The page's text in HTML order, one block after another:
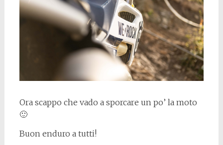
Ora scappo che vado a sporcare un po’ la moto
🙂
Buon enduro a tutti!